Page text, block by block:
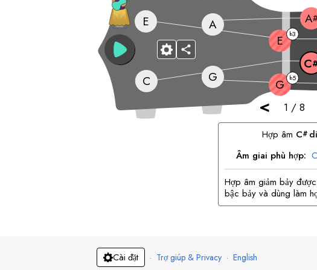
< 1 / 8
G G b5
C
C
E
E
b3
A A
Hợp âm C#
Âm giai phù hợp: C
Hợp âm giảm bảy
bậc bảy và dùng làm
Cài đặt · Trợ giúp & Privacy · English